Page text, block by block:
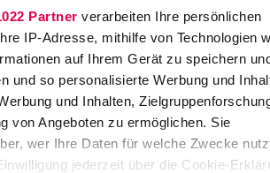
Partner verarbeiten Ihre persönlichen
IP-Adresse, mithilfe von Technologien
auf Ihrem Gerät zu speichern
und so personalisierte Werbung und
und Inhalten,
von Angeboten zu ermöglichen. Sie
wer Ihre Daten für welche Zwecke
jederzeit über die Cookie-
-
0
k
ar
ri
er
e